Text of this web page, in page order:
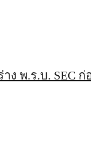
ง พ.ร.บ. SEC